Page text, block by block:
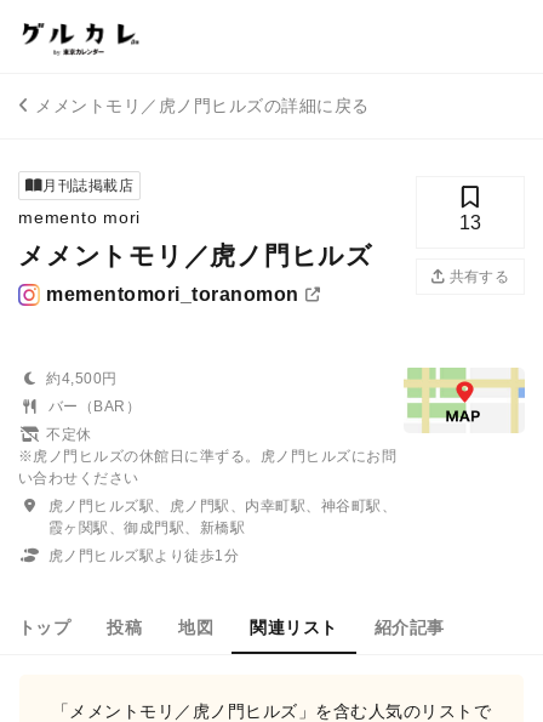
メメントモリ／虎ノ門ヒルズの詳細に戻る
月刊誌掲載店
memento mori
メメントモリ／虎ノ門ヒルズ
mementomori_toranomon
13
共有する
約4,500円
バー（BAR）
不定休
※虎ノ門ヒルズの休館日に準ずる。虎ノ門ヒルズにお問
い合わせください
虎ノ門ヒルズ駅、虎ノ門駅、内幸町駅、神谷町駅、
霞ヶ関駅、御成門駅、新橋駅
虎ノ門ヒルズ駅より徒歩1分
トップ 投稿 地図 関連リスト 紹介記事
「メメントモリ／虎ノ門ヒルズ」を含む人気のリストで